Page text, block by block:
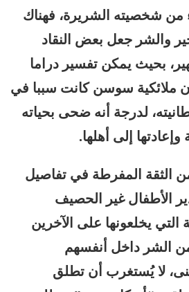
من شخصيته الشريرة، فهناك
والشر جعل بعض النقاد
بحيث يمكن تفسير دراما
ملائكية سوسن كانت سببا في
لدرجة أنه ضحى بحياته
إلى أهلها.
من الثقة المفرطة في تفاصيل
الأطفال غير الحصيف
التي يخلعونها على الآخرين
الشر داخل أنفسهم
لا يُستغرب أن تطلق